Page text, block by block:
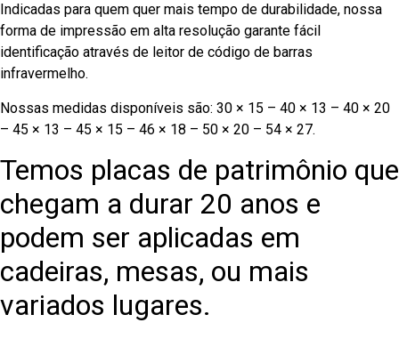
Indicadas para quem quer mais tempo de durabilidade, nossa
forma de impressão em alta resolução garante fácil
identificação através de leitor de código de barras
infravermelho.
Nossas medidas disponíveis são: 30 × 15 – 40 × 13 – 40 × 20
– 45 × 13 – 45 × 15 – 46 × 18 – 50 × 20 – 54 × 27.
Temos placas de patrimônio que
chegam a durar 20 anos e
podem ser aplicadas em
cadeiras, mesas, ou mais
variados lugares.